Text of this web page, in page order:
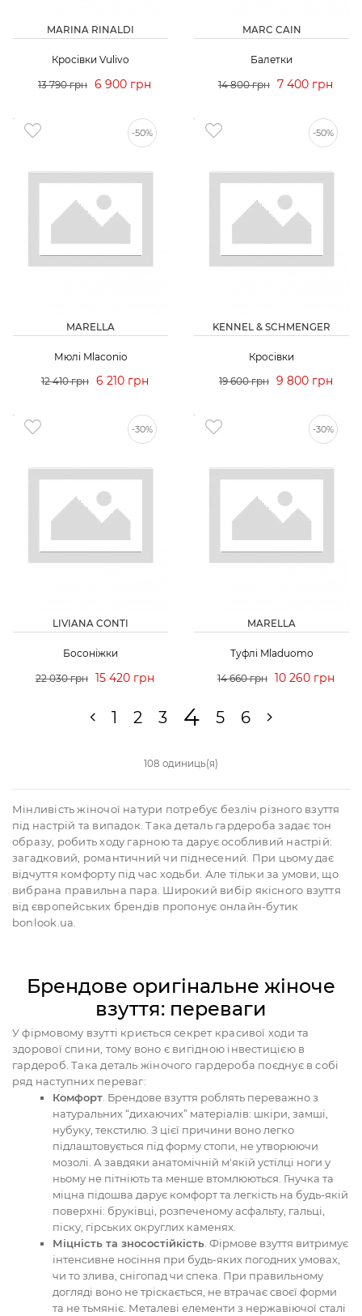
MARINA RINALDI
Кросівки Vulivo
13 790 грн 6 900 грн
MARC CAIN
Балетки
14 800 грн 7 400 грн
-50%
MARELLA
Мюлі Mlaconio
12 410 грн 6 210 грн
-50%
KENNEL & SCHMENGER
Кросівки
19 600 грн 9 800 грн
-30%
LIVIANA CONTI
Босоніжки
22 030 грн 15 420 грн
-30%
MARELLA
Туфлі Mladuomo
14 660 грн 10 260 грн
1 2 3 4 5 6
108 одиниць(я)
Мінливість жіночої натури потребує безліч різного взуття
під настрій та випадок. Така деталь гардероба задає тон
образу, робить ходу гарною та дарує особливий настрій:
загадковий, романтичний чи піднесений. При цьому дає
відчуття комфорту під час ходьби. Але тільки за умови, що
вибрана правильна пара. Широкий вибір якісного взуття
від європейських брендів пропонує онлайн-бутик
bonlook.ua.
Брендове оригінальне жіноче
взуття: переваги
У фірмовому взутті криється секрет красивої ходи та
здорової спини, тому воно є вигідною інвестицією в
гардероб. Така деталь жіночого гардероба поєднує в собі
ряд наступних переваг:
Комфорт . Брендове взуття роблять переважно з
натуральних “дихаючих” матеріалів: шкіри, замші,
нубуку, текстилю. З цієї причини воно легко
підлаштовується під форму стопи, не утворюючи
мозолі. А завдяки анатомічній м'якій устілці ноги у
ньому не пітніють та менше втомлюються. Гнучка та
міцна підошва дарує комфорт та легкість на будь-якій
поверхні: бруківці, розпеченому асфальту, гальці,
піску, гірських округлих каменях.
Міцність та зносостійкість . Фірмове взуття витримує
інтенсивне носіння при будь-яких погодних умовах,
чи то злива, снігопад чи спека. При правильному
догляді воно не тріскається, не втрачає своєї форми
та не тьмяніє. Металеві елементи з нержавіючої сталі